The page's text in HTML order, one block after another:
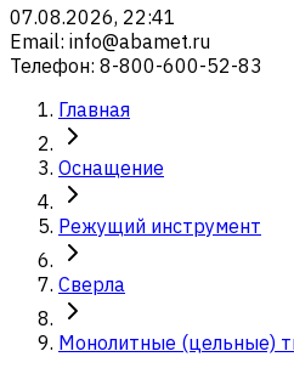
07.08.2026, 22:41
Email: info@abamet.ru
Телефон: 8-800-600-52-83
Главная
Оснащение
Режущий инструмент
Сверла
Монолитные (цельные)